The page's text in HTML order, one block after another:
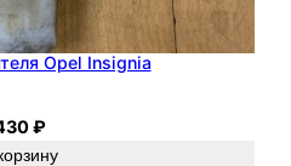
Opel Insignia
₽